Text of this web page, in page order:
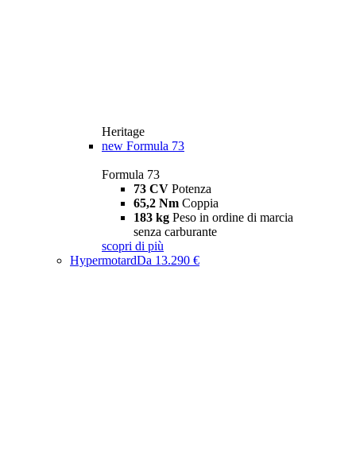
Heritage
new Formula 73
Formula 73
73 CV Potenza
65,2 Nm Coppia
183 kg Peso in ordine di marcia
senza carburante
scopri di più
HypermotardDa 13.290 €